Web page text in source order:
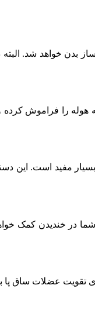
خواهد شد. البته
هوله را فراموش
مفید است. این
بدن‏تان حدود 50 کالری می‏سوزاند. رفتن به
تقویت عضلات ساق